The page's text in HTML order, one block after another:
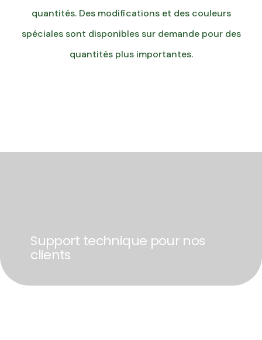
quantités. Des modifications et des couleurs
spéciales sont disponibles sur demande pour des
quantités plus importantes.
Support technique pour nos
clients